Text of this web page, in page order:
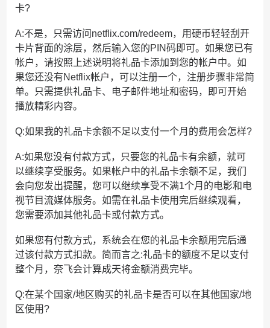
卡?
A:不是，只需访问netflix.com/redeem，用硬币轻轻刮开
卡片背面的涂层，然后输入您的PIN码即可。如果您已有
帐户，请按照上述说明将礼品卡添加到您的帐户中。如
果您还没有Netflix帐户，可以注册一个，注册步骤非常简
单。只需提供礼品卡、电子邮件地址和密码，即可开始
播放精彩内容。
Q:如果我的礼品卡余额不足以支付一个月的费用会怎样?
A:如果您没有付款方式，只要您的礼品卡有余额，就可
以继续享受服务。如果帐户中的礼品卡余额不足，我们
会向您发出提醒，您可以继续享受不满1个月的电影和电
视节目流媒体服务。如需在礼品卡使用完后继续观看，
您需要添加其他礼品卡或付款方式。
如果您有付款方式，系统会在您的礼品卡余额用完后通
过该付款方式扣款。简而言之:礼品卡的额度不足以支付
整个月，奈飞会计算成天将金额消费完毕。
Q:在某个国家/地区购买的礼品卡是否可以在其他国家/地
区使用?